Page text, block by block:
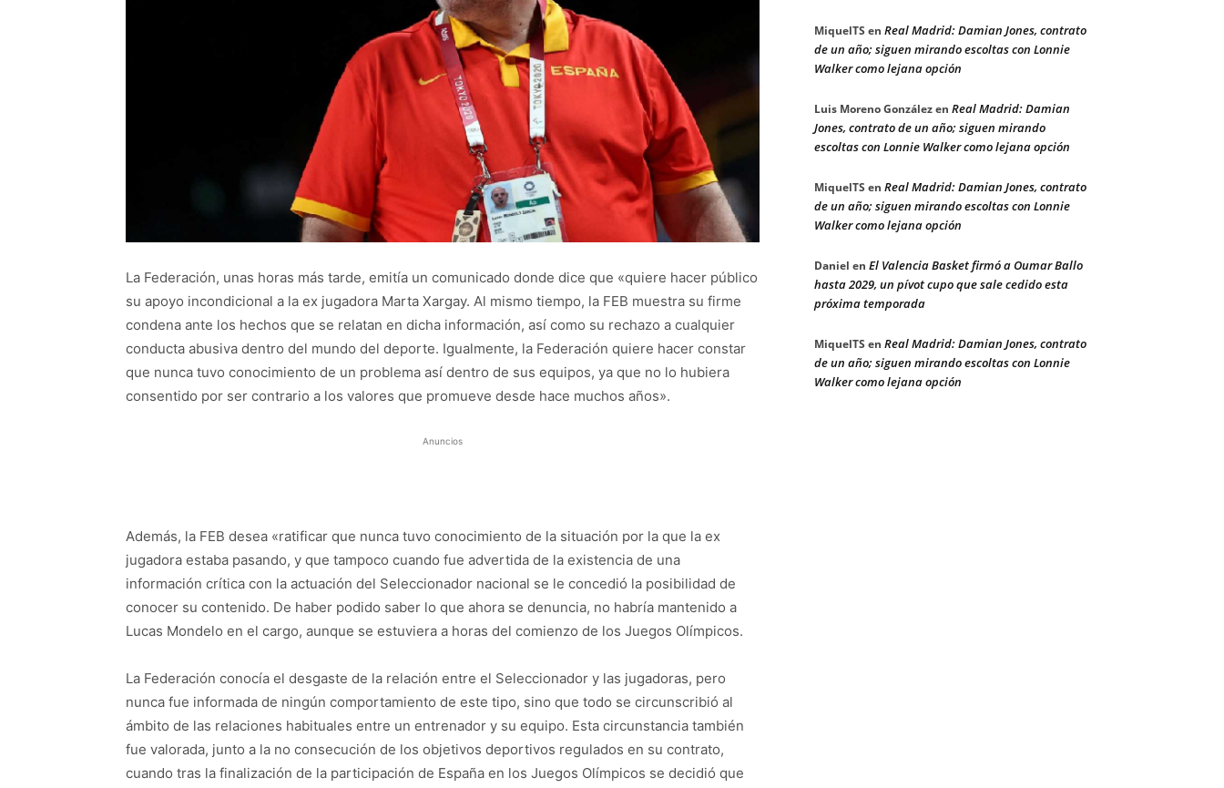
La Federación, unas horas más tarde, emitía un comunicado donde dice que «quiere hacer público
su apoyo incondicional a la ex jugadora Marta Xargay. Al mismo tiempo, la FEB muestra su firme
condena ante los hechos que se relatan en dicha información, así como su rechazo a cualquier
conducta abusiva dentro del mundo del deporte. Igualmente, la Federación quiere hacer constar
que nunca tuvo conocimiento de un problema así dentro de sus equipos, ya que no lo hubiera
consentido por ser contrario a los valores que promueve desde hace muchos años».
Anuncios
Además, la FEB desea «ratificar que nunca tuvo conocimiento de la situación por la que la ex
jugadora estaba pasando, y que tampoco cuando fue advertida de la existencia de una
información crítica con la actuación del Seleccionador nacional se le concedió la posibilidad de
conocer su contenido. De haber podido saber lo que ahora se denuncia, no habría mantenido a
Lucas Mondelo en el cargo, aunque se estuviera a horas del comienzo de los Juegos Olímpicos.
La Federación conocía el desgaste de la relación entre el Seleccionador y las jugadoras, pero
nunca fue informada de ningún comportamiento de este tipo, sino que todo se circunscribió al
ámbito de las relaciones habituales entre un entrenador y su equipo. Esta circunstancia también
fue valorada, junto a la no consecución de los objetivos deportivos regulados en su contrato,
cuando tras la finalización de la participación de España en los Juegos Olímpicos se decidió que
MiquelTS en Real Madrid: Damian Jones, contrato
de un año; siguen mirando escoltas con Lonnie
Walker como lejana opción
Luis Moreno Gonzálezen Real Madrid: Damian
Jones, contrato de un año; siguen mirando
escoltas con Lonnie Walker como lejana opción
MiquelTS en Real Madrid: Damian Jones, contrato
de un año; siguen mirando escoltas con Lonnie
Walker como lejana opción
Daniel en El Valencia Basket firmó a Oumar Ballo
hasta 2029, un pívot cupo que sale cedido esta
próxima temporada
MiquelTS en Real Madrid: Damian Jones, contrato
de un año; siguen mirando escoltas con Lonnie
Walker como lejana opción